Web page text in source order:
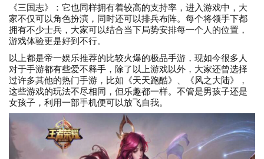
《三国志》：它也同样拥有着较高的支持率，进入游戏中，大
家不仅可以角色扮演，同时还可以排兵布阵。每个将领手下都
拥有不少士兵，大家可以结合当下局势安排每一个人的位置，
游戏体验更是好到不行。
以上都是帝一娱乐推荐的比较火爆的极品手游，现如今很多人
对于手游都有些爱不释手，除了以上游戏以外，大家还曾选择
过许多其他的热门手游，比如《天天跑酷》、《风之大陆》，
这些游戏的玩法不尽相同，但乐趣都一样。不管是男孩子还是
女孩子，利用一部手机便可以放飞自我。